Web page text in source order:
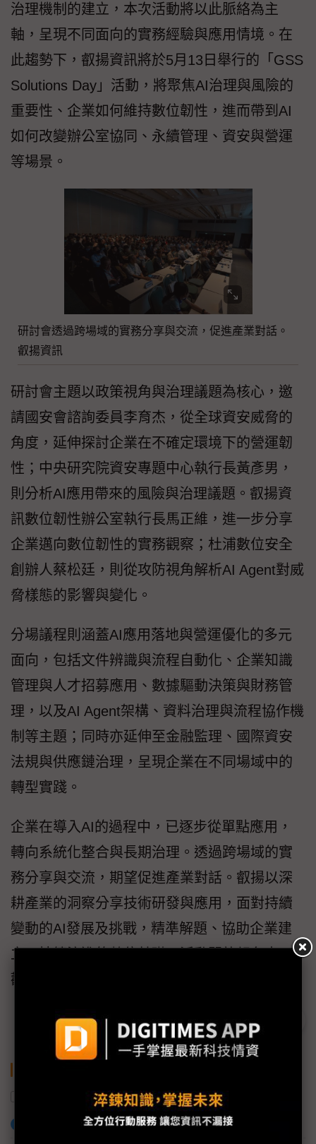
治理機制的建立，本次活動將以此脈絡為主
軸，呈現不同面向的實務經驗與應用情境。在
此趨勢下，叡揚資訊將於5月13日舉行的「GSS
Solutions Day」活動，將聚焦AI治理與風險的
重要性、企業如何維持數位韌性，進而帶到AI
如何改變辦公室協同、永續管理、資安與營運
等場景。
研討會透過跨場域的實務分享與交流，促進產業對話。
叡揚資訊
研討會主題以政策視角與治理議題為核心，邀
請國安會諮詢委員李育杰，從全球資安威脅的
角度，延伸探討企業在不確定環境下的營運韌
性；中央研究院資安專題中心執行長黃彥男，
則分析AI應用帶來的風險與治理議題。叡揚資
訊數位韌性辦公室執行長馬正維，進一步分享
企業邁向數位韌性的實務觀察；杜浦數位安全
創辦人蔡松廷，則從攻防視角解析AI Agent對威
脅樣態的影響與變化。
分場議程則涵蓋AI應用落地與營運優化的多元
面向，包括文件辨識與流程自動化、企業知識
管理與人才招募應用、數據驅動決策與財務管
理，以及AI Agent架構、資料治理與流程協作機
制等主題；同時亦延伸至金融監理、國際資安
法規與供應鏈治理，呈現企業在不同場域中的
轉型實踐。
企業在導入AI的過程中，已逐步從單點應用，
轉向系統化整合與長期治理。透過跨場域的實
務分享與交流，期望促進產業對話。叡揚以深
耕產業的洞察分享技術研發與應用，面對持續
變動的AI發展及挑戰，精準解題、協助企業建
立可持續演進的數位基礎。活動開放報名中，
歡迎產業先進
資安 AI 叡揚資訊
加入已選取到「關鍵字追蹤」